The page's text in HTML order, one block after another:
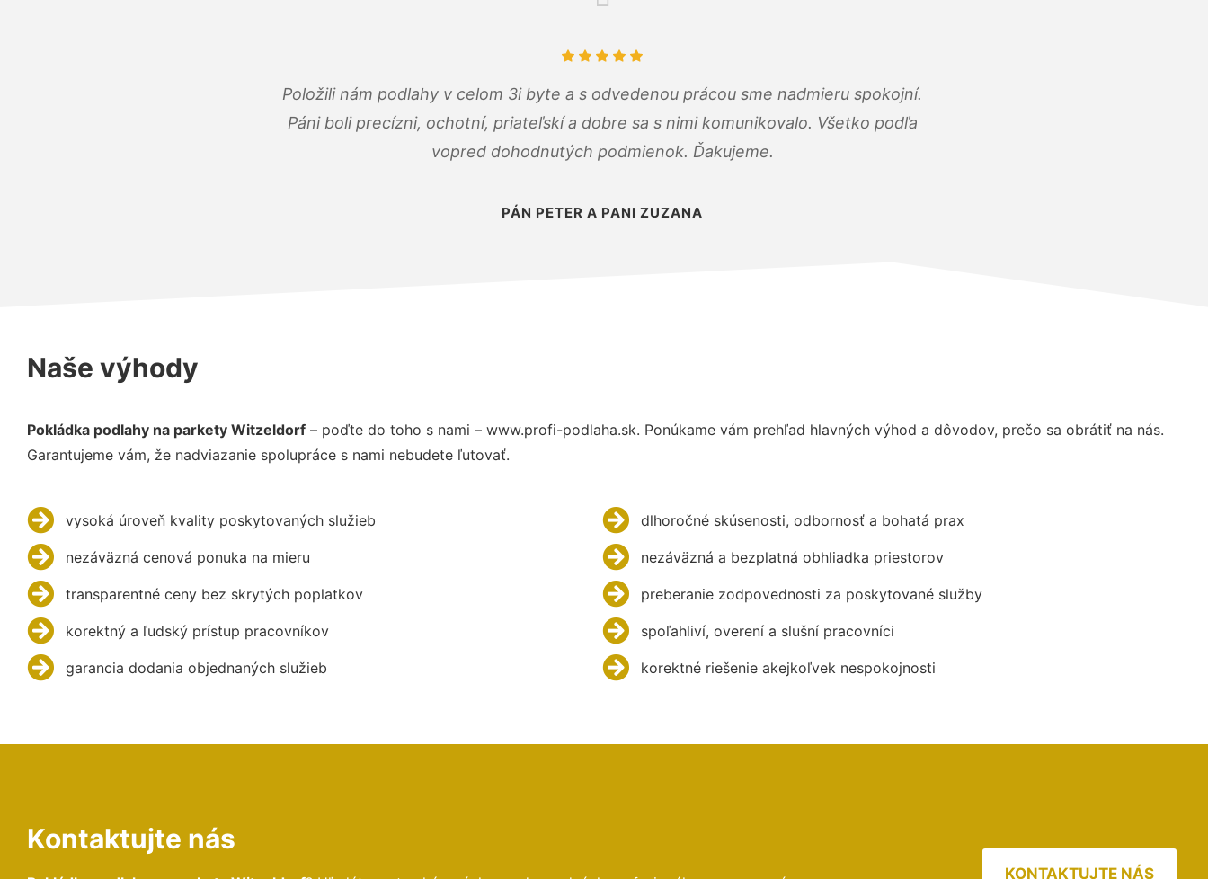
Položili nám podlahy v celom 3i byte a s odvedenou prácou sme nadmieru spokojní.
Páni boli precízni, ochotní, priateľskí a dobre sa s nimi komunikovalo. Všetko podľa
vopred dohodnutých podmienok. Ďakujeme.
PÁN PETER A PANI ZUZANA
Naše výhody
Pokládka podlahy na parkety Witzeldorf – poďte do toho s nami – www.profi-podlaha.sk. Ponúkame vám prehľad hlavných výhod a dôvodov, prečo sa obrátiť na nás.
Garantujeme vám, že nadviazanie spolupráce s nami nebudete ľutovať.
vysoká úroveň kvality poskytovaných služieb
nezáväzná cenová ponuka na mieru
transparentné ceny bez skrytých poplatkov
korektný a ľudský prístup pracovníkov
garancia dodania objednaných služieb
dlhoročné skúsenosti, odbornosť a bohatá prax
nezáväzná a bezplatná obhliadka priestorov
preberanie zodpovednosti za poskytované služby
spoľahliví, overení a slušní pracovníci
korektné riešenie akejkoľvek nespokojnosti
Kontaktujte nás
KONTAKTUJTE NÁS